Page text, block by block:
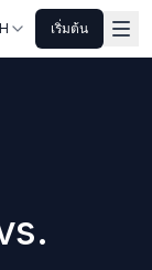
เริ่มต้น